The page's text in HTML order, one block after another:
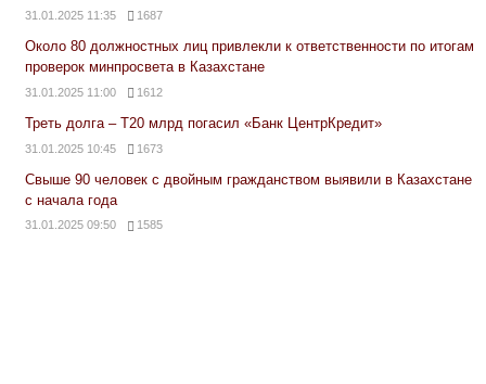
31.01.2025 11:35 1687
Около 80 должностных лиц привлекли к ответственности по итогам
проверок минпросвета в Казахстане
31.01.2025 11:00 1612
Треть долга – Т20 млрд погасил «Банк ЦентрКредит»
31.01.2025 10:45 1673
Свыше 90 человек с двойным гражданством выявили в Казахстане
с начала года
31.01.2025 09:50 1585